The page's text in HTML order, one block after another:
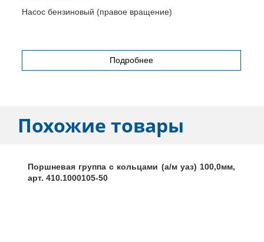
Насос бензиновый (правое вращение)
Подробнее
Похожие товары
Поршневая группа с кольцами (а/м уаз) 100,0мм,
арт. 410.1000105-50